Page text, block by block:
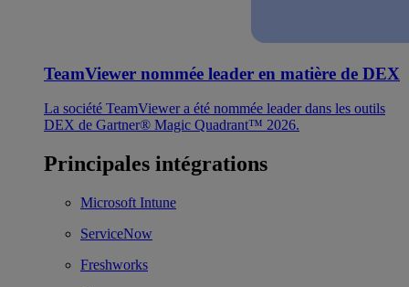
TeamViewer nommée leader en matière de DEX
La société TeamViewer a été nommée leader dans les outils
DEX de Gartner® Magic Quadrant™ 2026.
Principales intégrations
Microsoft Intune
ServiceNow
Freshworks